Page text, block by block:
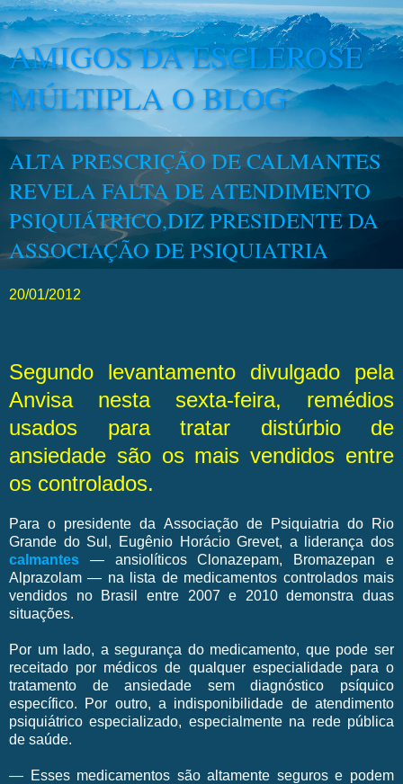
AMIGOS DA ESCLEROSE
MÚLTIPLA O BLOG
ALTA PRESCRIÇÃO DE CALMANTES
REVELA FALTA DE ATENDIMENTO
PSIQUIÁTRICO,DIZ PRESIDENTE DA
ASSOCIAÇÃO DE PSIQUIATRIA
20/01/2012
Segundo levantamento divulgado pela
Anvisa nesta sexta-feira, remédios
usados para tratar distúrbio de
ansiedade são os mais vendidos entre
os controlados.
Para o presidente da Associação de Psiquiatria do Rio
Grande do Sul, Eugênio Horácio Grevet, a liderança dos
calmantes — ansiolíticos Clonazepam, Bromazepan e
Alprazolam — na lista de medicamentos controlados mais
vendidos no Brasil entre 2007 e 2010 demonstra duas
situações.
Por um lado, a segurança do medicamento, que pode ser
receitado por médicos de qualquer especialidade para o
tratamento de ansiedade sem diagnóstico psíquico
específico. Por outro, a indisponibilidade de atendimento
psiquiátrico especializado, especialmente na rede pública
de saúde.
— Esses medicamentos são altamente seguros e podem